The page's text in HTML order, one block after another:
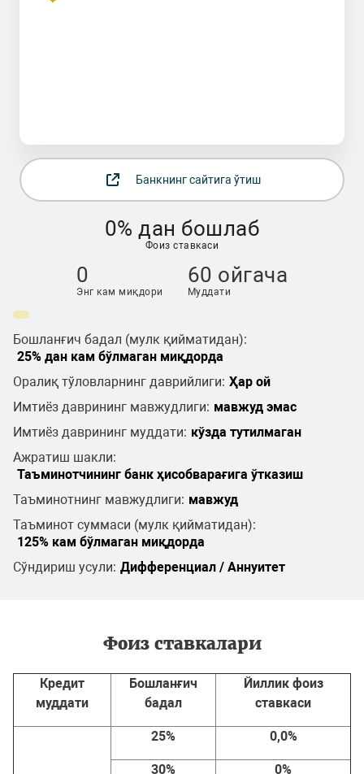
Банкнинг сайтига ўтиш
0% дан бошлаб
Фоиз ставкаси
0
Энг кам миқдори
60 ойгача
Муддати
Бошланғич бадал (мулк қийматидан):
25% дан кам бўлмаган миқдорда
Оралиқ тўловларнинг даврийлиги: Ҳар ой
Имтиёз даврининг мавжудлиги: мавжуд эмас
Имтиёз даврининг муддати: кўзда тутилмаган
Ажратиш шакли:
Таъминотчининг банк ҳисобварағига ўтказиш
Таъминотнинг мавжудлиги: мавжуд
Таъминот суммаси (мулк қийматидан):
125% кам бўлмаган миқдорда
Сўндириш усули: Дифференциал / Аннуитет
Фоиз ставкалари
Кредит
муддати
Бошланғич
бадал
Йиллик фоиз
ставкаси
25% 0,0%
30% 0%